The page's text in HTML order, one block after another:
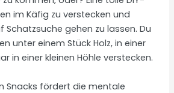
im Käfig zu verstecken und
Schatzsuche gehen zu lassen. Du
unter einem Stück Holz, in einer
in einer kleinen Höhle verstecken.
Snacks fördert die mentale